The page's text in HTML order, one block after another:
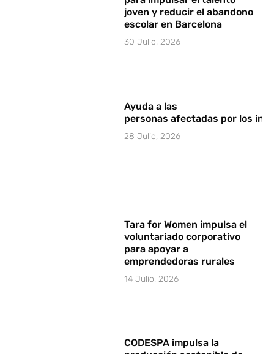
joven y reducir el abandono
escolar en Barcelona
30 Julio, 2026
Ayuda a las
personas afectadas por los
28 Julio, 2026
Tara for Women impulsa el
voluntariado corporativo
para apoyar a
emprendedoras rurales
14 Julio, 2026
CODESPA impulsa la